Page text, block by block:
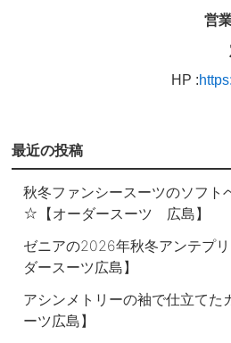
営
HP :
最近の投稿
秋冬ファンシースーツのソフト
☆【オーダースーツ 広島】
ゼニアの2026年秋冬アンテプ
ダースーツ広島】
アシンメトリーの袖で仕立てた
ーツ広島】